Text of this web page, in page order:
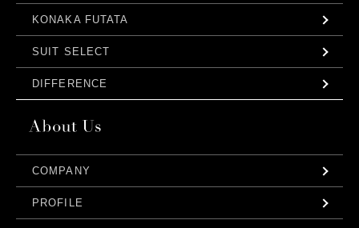
KONAKA FUTATA
SUIT SELECT
DIFFERENCE
COMPANY
PROFILE